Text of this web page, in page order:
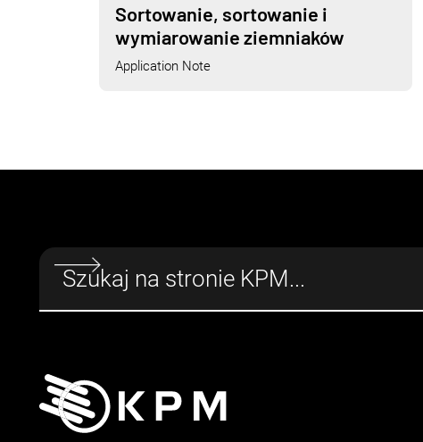
Sortowanie, sortowanie i
wymiarowanie ziemniaków
Application Note